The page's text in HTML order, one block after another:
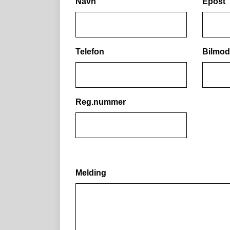
Telefon
Reg.nummer
Melding